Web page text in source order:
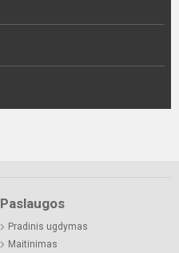
Paslaugos
Pradinis ugdymas
Maitinimas